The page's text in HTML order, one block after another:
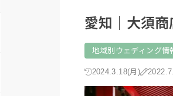
愛知｜大須商
地域別ウェディング情
2024.3.18(月)